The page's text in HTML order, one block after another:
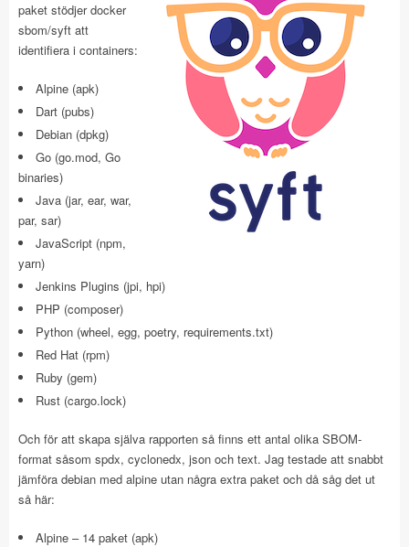
paket stödjer docker
sbom/syft att
identifiera i containers:
Alpine (apk)
Dart (pubs)
Debian (dpkg)
Go (go.mod, Go
binaries)
Java (jar, ear, war,
par, sar)
JavaScript (npm,
yarn)
Jenkins Plugins (jpi, hpi)
PHP (composer)
Python (wheel, egg, poetry, requirements.txt)
Red Hat (rpm)
Ruby (gem)
Rust (cargo.lock)
Och för att skapa själva rapporten så finns ett antal olika SBOM-
format såsom spdx, cyclonedx, json och text. Jag testade att snabbt
jämföra debian med alpine utan några extra paket och då såg det ut
så här:
Alpine – 14 paket (apk)